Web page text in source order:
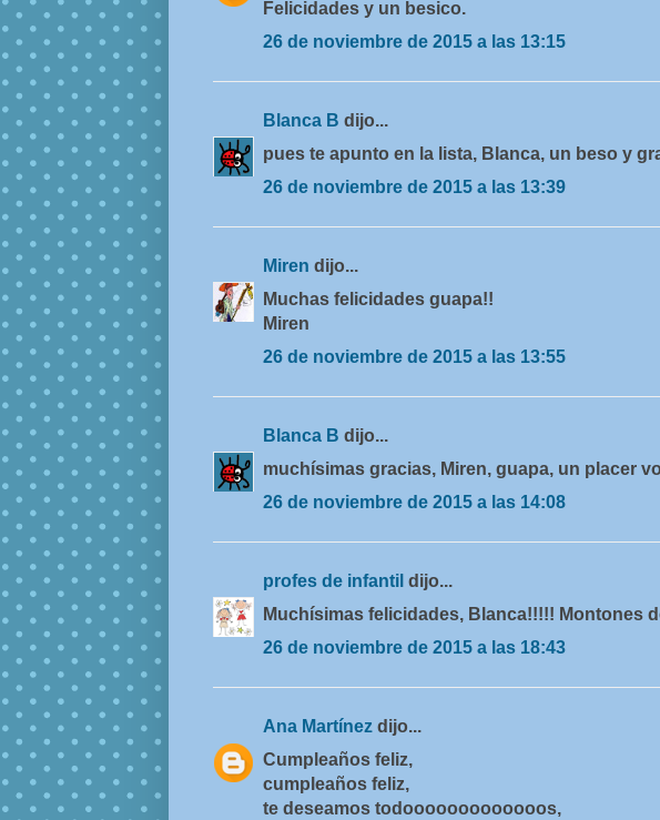
Felicidades y un besico.
26 de noviembre de 2015 a las 13:15
Blanca B dijo...
pues te apunto en la lista, Blanca, un beso y
26 de noviembre de 2015 a las 13:39
Miren dijo...
Muchas felicidades guapa!!
Miren
26 de noviembre de 2015 a las 13:55
Blanca B dijo...
muchísimas gracias, Miren, guapa, un placer
26 de noviembre de 2015 a las 14:08
profes de infantil dijo...
Muchísimas felicidades, Blanca!!!!! Montones
26 de noviembre de 2015 a las 18:43
Ana Martínez dijo...
Cumpleaños feliz,
cumpleaños feliz,
te deseamos todooooooooooooos,